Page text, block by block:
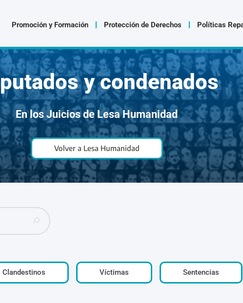
Promoción y Formación Protección de Derechos Políticas
y condenados
En los Juicios de Lesa Humanidad
Volver a Lesa Humanidad
Clandestinos Víctimas Sentencias